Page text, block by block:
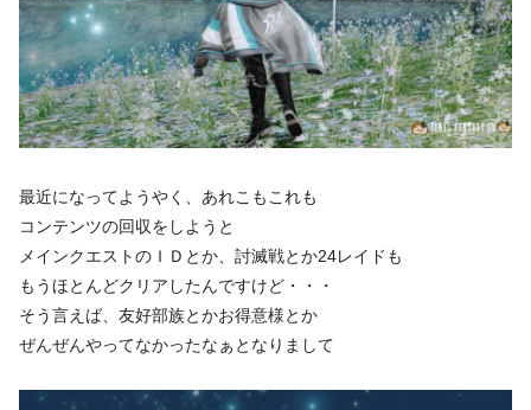
最近になってようやく、あれこもこれも
コンテンツの回収をしようと
メインクエストのＩＤとか、討滅戦とか24レイドも
もうほとんどクリアしたんですけど・・・
そう言えば、友好部族とかお得意様とか
ぜんぜんやってなかったなぁとなりまして